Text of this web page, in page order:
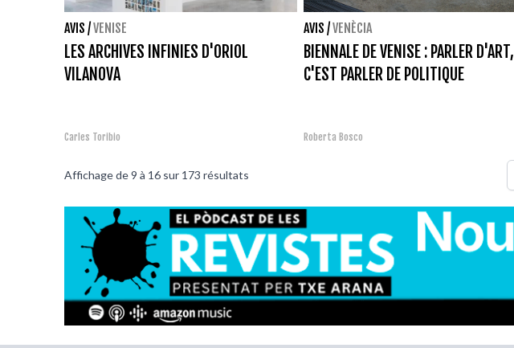
AVIS /VENISE
LES ARCHIVES INFINIES D'ORIOL
VILANOVA
Carles Toribio
AVIS /VENÈCIA
BIENNALE DE VENISE : PARLER D'ART,
C'EST PARLER DE POLITIQUE
Roberta Bosco
Affichage de9 à 16 sur 173 résultats